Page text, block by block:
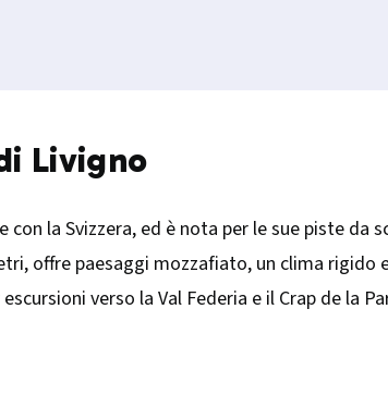
Livigno
con la Svizzera, ed è nota per le sue piste
offre paesaggi mozzafiato, un clima
verso la Val Federia e il Crap de la